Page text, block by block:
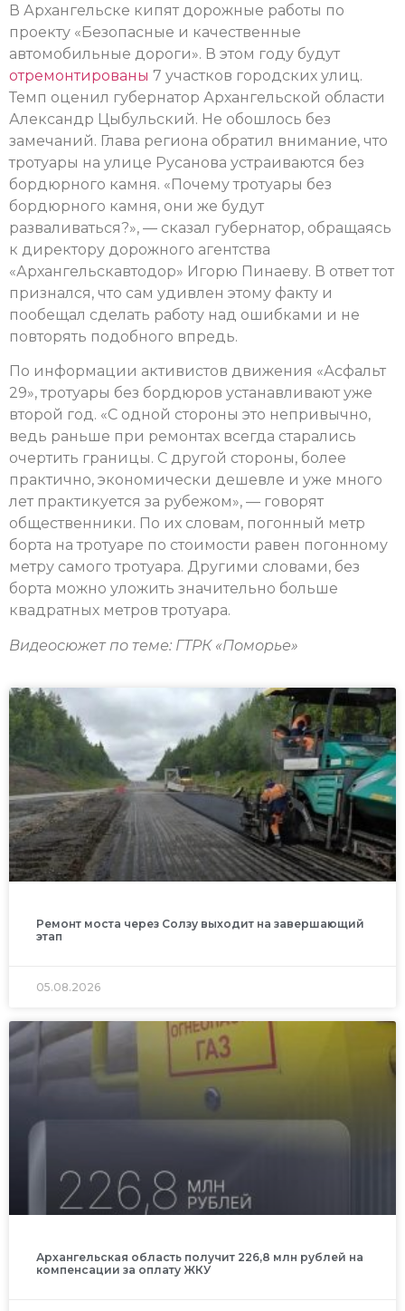
В Архангельске кипят дорожные работы по
проекту «Безопасные и качественные
автомобильные дороги». В этом году будут
отремонтированы 7 участков городских улиц.
Темп оценил губернатор Архангельской области
Александр Цыбульский. Не обошлось без
замечаний. Глава региона обратил внимание, что
тротуары на улице Русанова устраиваются без
бордюрного камня. «Почему тротуары без
бордюрного камня, они же будут
разваливаться?», — сказал губернатор, обращаясь
к директору дорожного агентства
«Архангельскавтодор» Игорю Пинаеву. В ответ тот
признался, что сам удивлен этому факту и
пообещал сделать работу над ошибками и не
повторять подобного впредь.
По информации активистов движения «Асфальт
29», тротуары без бордюров устанавливают уже
второй год. «С одной стороны это непривычно,
ведь раньше при ремонтах всегда старались
очертить границы. С другой стороны, более
практично, экономически дешевле и уже много
лет практикуется за рубежом», — говорят
общественники. По их словам, погонный метр
борта на тротуаре по стоимости равен погонному
метру самого тротуара. Другими словами, без
борта можно уложить значительно больше
квадратных метров тротуара.
Видеосюжет по теме: ГТРК «Поморье»
Ремонт моста через Солзу выходит на завершающий
этап
05.08.2026
Архангельская область получит 226,8 млн рублей на
компенсации за оплату ЖКУ